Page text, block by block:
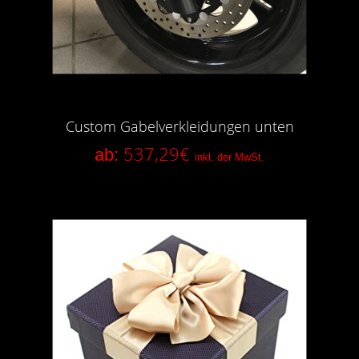
Custom Gabelverkleidungen unten
ab: 537,29€ inkl. der MwSt.